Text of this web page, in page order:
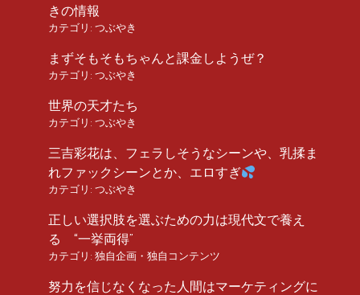
きの情報
カテゴリ: つぶやき
まずそもそもちゃんと課金しようぜ？
カテゴリ: つぶやき
世界の天才たち
カテゴリ: つぶやき
三吉彩花は、フェラしそうなシーンや、乳揉ま
れファックシーンとか、エロすぎ
カテゴリ: つぶやき
正しい選択肢を選ぶための力は現代文で養え
る “一挙両得”
カテゴリ: 独自企画・独自コンテンツ
努力を信じなくなった人間はマーケティングに